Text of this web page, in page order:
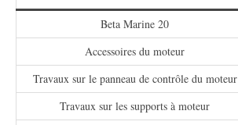
Beta Marine 20
Accessoires du moteur
Travaux sur le panneau de contrôle du moteur
Travaux sur les supports à moteur